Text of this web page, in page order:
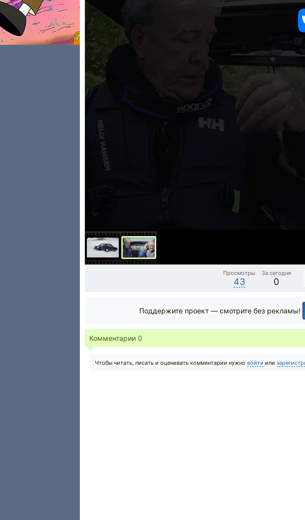
Просмотры
43
За сегодня
0
Поддержите проект — смотрите без рекламы!
Комментарии 0
Чтобы читать, писать и оценивать комментарии нужно войти или